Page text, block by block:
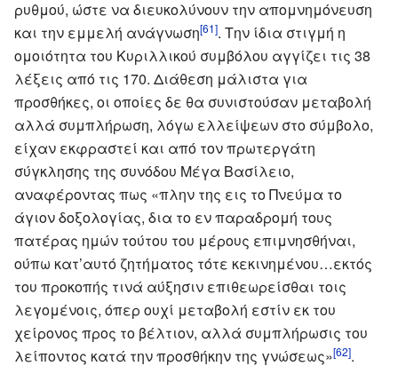
ρυθμού, ώστε να διευκολύνουν την απομνημόνευση
και την εμμελή ανάγνωση[61]. Την ίδια στιγμή η
ομοιότητα του Κυριλλικού συμβόλου αγγίζει τις 38
λέξεις από τις 170. Διάθεση μάλιστα για
προσθήκες, οι οποίες δε θα συνιστούσαν μεταβολή
αλλά συμπλήρωση, λόγω ελλείψεων στο σύμβολο,
είχαν εκφραστεί και από τον πρωτεργάτη
σύγκλησης της συνόδου Μέγα Βασίλειο,
αναφέροντας πως «πλην της εις το Πνεύμα το
άγιον δοξολογίας, δια το εν παραδρομή τους
πατέρας ημών τούτου του μέρους επιμνησθήναι,
ούπω κατ’αυτό ζητήματος τότε κεκινημένου…εκτός
του προκοπής τινά αύξησιν επιθεωρείσθαι τοις
λεγομένοις, όπερ ουχί μεταβολή εστίν εκ του
χείρονος προς το βέλτιον, αλλά συμπλήρωσις του
λείποντος κατά την προσθήκην της γνώσεως»[62].